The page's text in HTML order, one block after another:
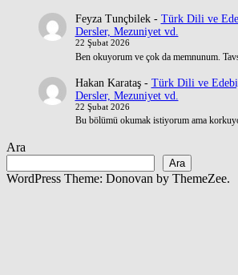
Feyza Tunçbilek- Türk Dili ve
Dersler, Mezuniyet vd.
22 Şubat 2026
Ben okuyorum ve çok da memnunum.
Hakan Karataş- Türk Dili ve
Dersler, Mezuniyet vd.
22 Şubat 2026
Bu bölümü okumak istiyorum ama
Ara
Ara
WordPress Theme: Donovan by ThemeZee.